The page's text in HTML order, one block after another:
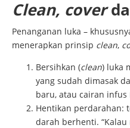
Clean, cover
Penanganan luka –
menerapkan prinsip clean,
Bersihkan (clean) luka
yang sudah dimasak
baru, atau cairan infus
Hentikan perdarahan:
darah berhenti.